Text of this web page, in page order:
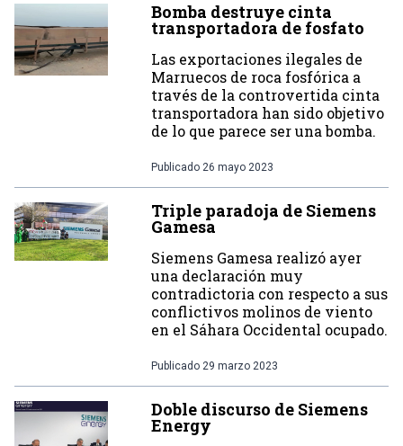
Bomba destruye cinta
transportadora de fosfato
Las exportaciones ilegales de
Marruecos de roca fosfórica a
través de la controvertida cinta
transportadora han sido objetivo
de lo que parece ser una bomba.
Publicado 26 mayo 2023
Triple paradoja de Siemens
Gamesa
Siemens Gamesa realizó ayer
una declaración muy
contradictoria con respecto a sus
conflictivos molinos de viento
en el Sáhara Occidental ocupado.
Publicado 29 marzo 2023
Doble discurso de Siemens
Energy